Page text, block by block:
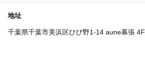
地址
千葉県千葉市美浜区ひび野1-14 aune幕張 4F